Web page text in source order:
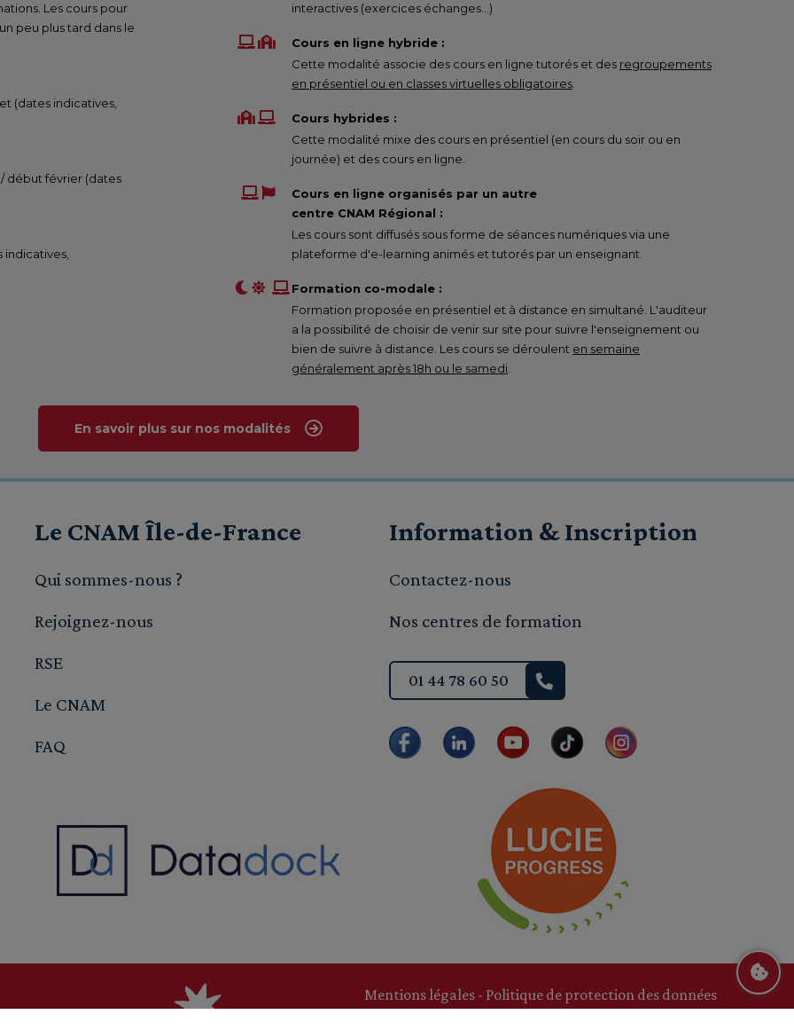
Les cours pour
peu plus tard dans le
(dates indicatives,
début février (dates
interactives (exercices échanges…)
Cours en ligne hybride :
Cette modalité associe des cours en ligne tutorés et des regroupements
en présentiel ou en classes virtuelles obligatoires
Cours hybrides :
Cette modalité mixe des cours en présentiel (en cours du soir ou en
journée) et des cours en ligne.
Cours en ligne organisés par un autre
centre CNAM Régional :
Les cours sont diffusés sous forme de séances numériques via une
plateforme d'e-learning animés et tutorés par un enseignant.
Formation co-modale :
Formation proposée en présentiel et à distance en simultané. L'auditeur
a la possibilité de choisir de venir sur site pour suivre l'enseignement ou
bien de suivre à distance. Les cours se déroulent en semaine
généralement après 18h ou le samedi
En savoir plus sur nos modalités
Le CNAM Île-de-France
Qui sommes-nous ?
Rejoignez-nous
RSE
Le CNAM
FAQ
Information & Inscription
Contactez-nous
Nos centres de formation
01 44 78 60 50
Mentions légales - Politique de protection des données